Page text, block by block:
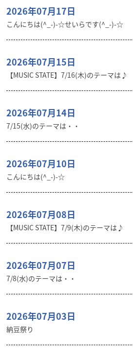
2026年07月17日
こんにちは(^_-)-☆せいらです(^_-)-☆
2026年07月15日
【MUSIC STATE】7/16(木)のテーマは♪
2026年07月14日
7/15(水)のテーマは・・
2026年07月10日
こんにちは(^_-)-☆
2026年07月08日
【MUSIC STATE】7/9(木)のテーマは♪
2026年07月07日
7/8(水)のテーマは・・
2026年07月03日
納豆祭り